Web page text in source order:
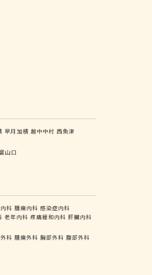
早月加積 越中中村 西魚津
山口
科 腫瘍内科 感染症内科
老年内科 疼痛緩和内科 肝臓内科
科 腫瘍外科 胸部外科 腹部外科